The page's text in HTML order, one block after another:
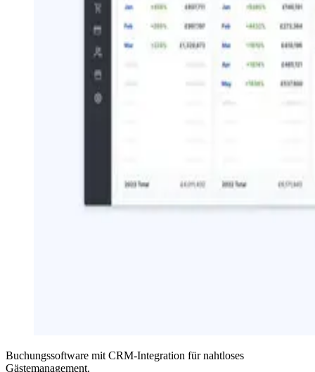
Buchungssoftware mit CRM-Integration für nahtloses
Gästemanagement.